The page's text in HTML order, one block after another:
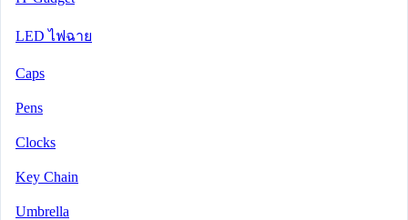
LED ไฟฉาย
Caps
Pens
Clocks
Key Chain
Umbrella